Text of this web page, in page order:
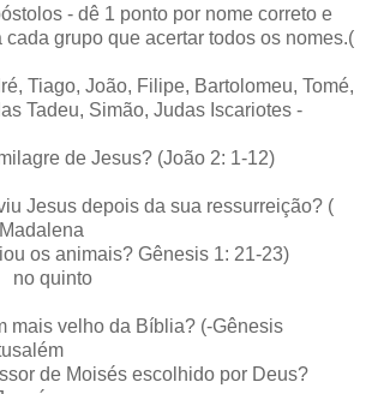
- dê 1 ponto por nome correto e
cada grupo que acertar todos os nomes.(
Tiago, João, Filipe, Bartolomeu, Tomé,
Tadeu, Simão, Judas Iscariotes -
de Jesus? (João 2: 1-12)
Jesus depois da sua ressurreição? (
os animais? Gênesis 1: 21-23)
mais velho da Bíblia? (-Gênesis
de Moisés escolhido por Deus?